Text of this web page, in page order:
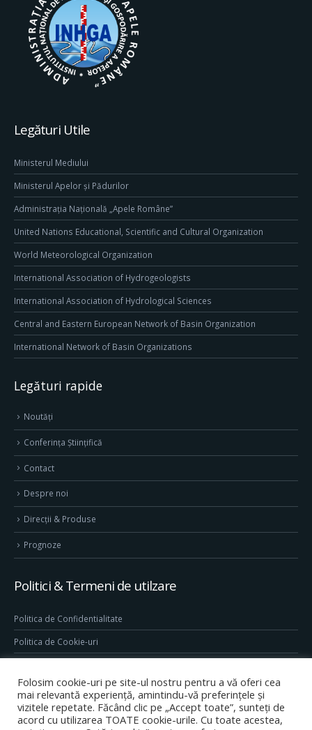
Legături Utile
Ministerul Mediului
Ministerul Apelor și Pădurilor
Administrația Națională „Apele Române”
United Nations Educational, Scientific and Cultural Organization
World Meteorological Organization
International Association of Hydrogeologists
International Association of Hydrological Sciences
Central and Eastern European Network of Basin Organization
International Network of Basin Organizations
Legături rapide
Noutăți
Conferința Științifică
Contact
Despre noi
Direcţii & Produse
Prognoze
Politici & Termeni de utilzare
Politica de Confidentialitate
Politica de Cookie-uri
Conditii generale de utilizare site
Folosim cookie-uri pe site-ul nostru pentru a vă oferi cea
mai relevantă experiență, amintindu-vă preferințele și
vizitele repetate. Făcând clic pe „Accept toate”, sunteți de
acord cu utilizarea TOATE cookie-urile. Cu toate acestea,